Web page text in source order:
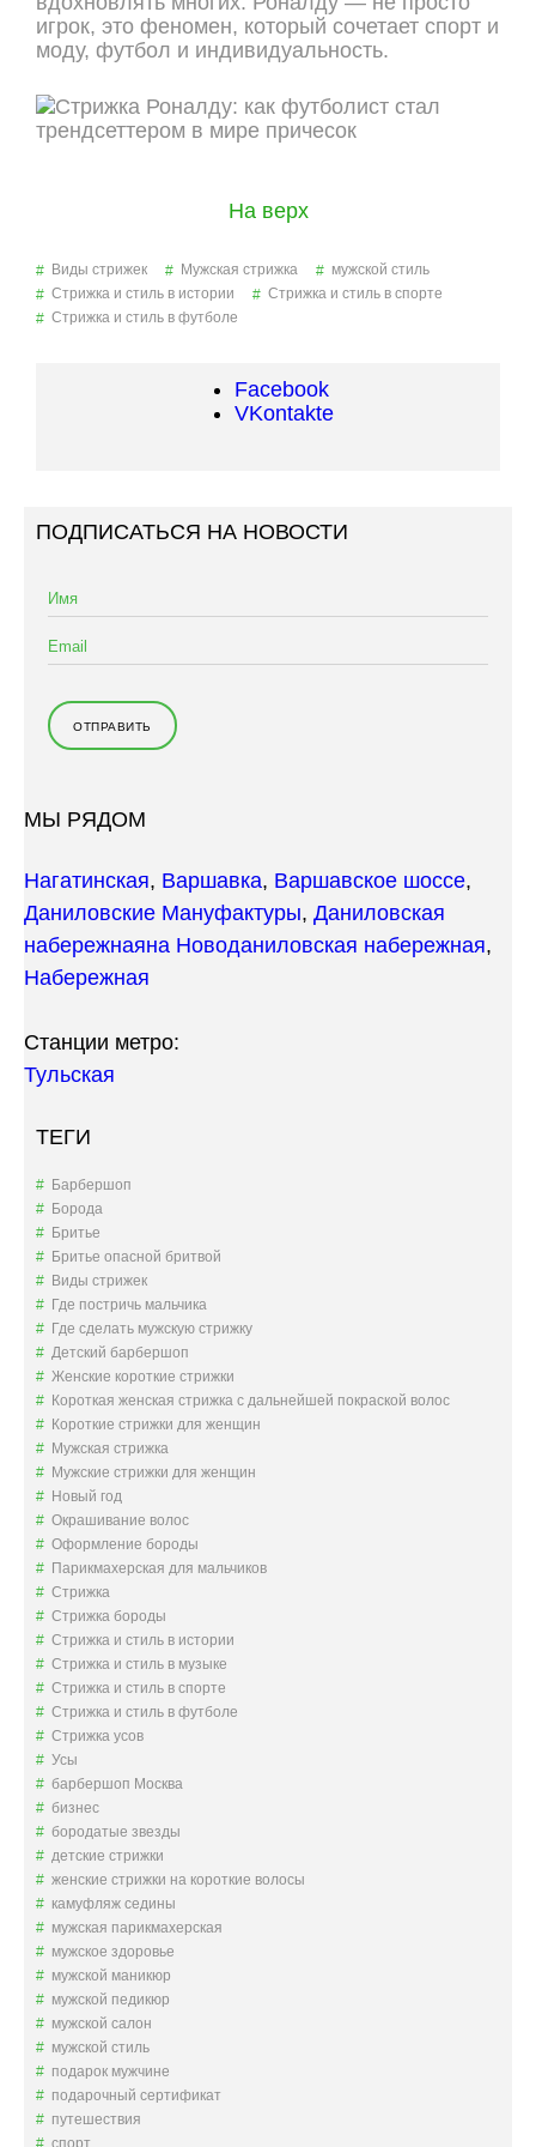
игрок, это феномен, который сочетает спорт и
моду, футбол и индивидуальность.
На верх
Виды стрижек Мужская стрижка
мужской стиль
Стрижка и стиль в истории
Стрижка и стиль в спорте
Стрижка и стиль в футболе
Facebook
VKontakte
ПОДПИСАТЬСЯ НА НОВОСТИ
МЫ РЯДОМ
Нагатинская, Варшавка, Варшавское шоссе,
Даниловские Мануфактуры, Даниловская
набережнаяна Новоданиловская набережная,
Набережная
Станции метро:
Тульская
ТЕГИ
Барбершоп
Борода
Бритье
Бритье опасной бритвой
Виды стрижек
Где постричь мальчика
Где сделать мужскую стрижку
Детский барбершоп
Женские короткие стрижки
Короткая женская стрижка с дальнейшей покраской волос
Короткие стрижки для женщин
Мужская стрижка
Мужские стрижки для женщин
Новый год
Окрашивание волос
Оформление бороды
Парикмахерская для мальчиков
Стрижка
Стрижка бороды
Стрижка и стиль в истории
Стрижка и стиль в музыке
Стрижка и стиль в спорте
Стрижка и стиль в футболе
Стрижка усов
Усы
барбершоп Москва
бизнес
бородатые звезды
детские стрижки
женские стрижки на короткие волосы
камуфляж седины
мужская парикмахерская
мужское здоровье
мужской маникюр
мужской педикюр
мужской салон
мужской стиль
подарок мужчине
подарочный сертификат
путешествия
спорт